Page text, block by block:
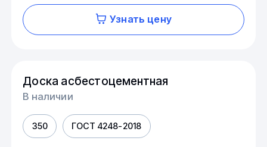
Узнать цену
Доска асбестоцементная
В наличии
350 ГОСТ 4248-2018